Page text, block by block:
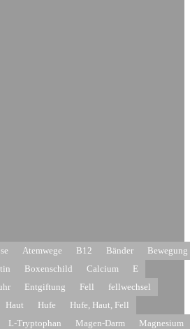
Atemwege B12 Bänder
Bewegung
Boxenschild Calcium
E
Entgiftung Fell
fellwechsel
Haut Hufe
Hufe, Haut, Fell
L-Tryptophan Magen-Darm
Magnesium